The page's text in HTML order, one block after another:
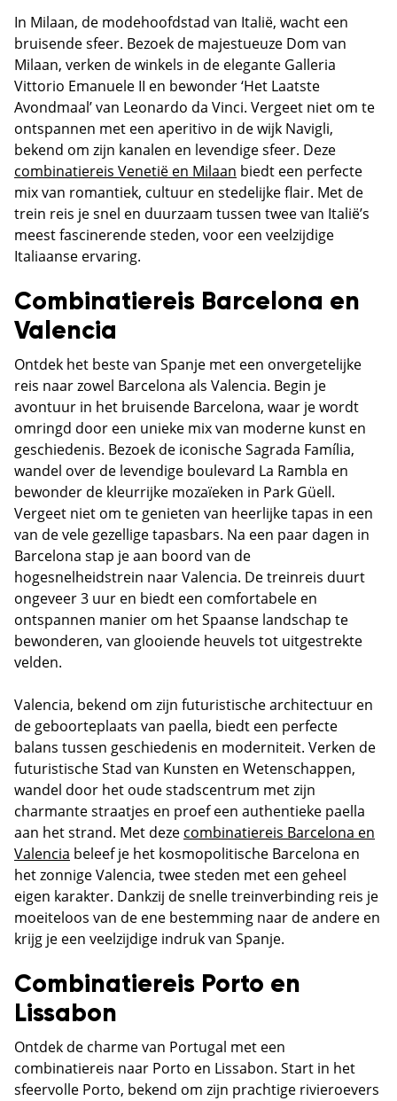
In Milaan, de modehoofdstad van Italië, wacht een
bruisende sfeer. Bezoek de majestueuze Dom van
Milaan, verken de winkels in de elegante Galleria
Vittorio Emanuele II en bewonder ‘Het Laatste
Avondmaal’ van Leonardo da Vinci. Vergeet niet om te
ontspannen met een aperitivo in de wijk Navigli,
bekend om zijn kanalen en levendige sfeer. Deze
combinatiereis Venetië en Milaan biedt een perfecte
mix van romantiek, cultuur en stedelijke flair. Met de
trein reis je snel en duurzaam tussen twee van Italië’s
meest fascinerende steden, voor een veelzijdige
Italiaanse ervaring.
Combinatiereis Barcelona en
Valencia
Ontdek het beste van Spanje met een onvergetelijke
reis naar zowel Barcelona als Valencia. Begin je
avontuur in het bruisende Barcelona, waar je wordt
omringd door een unieke mix van moderne kunst en
geschiedenis. Bezoek de iconische Sagrada Família,
wandel over de levendige boulevard La Rambla en
bewonder de kleurrijke mozaïeken in Park Güell.
Vergeet niet om te genieten van heerlijke tapas in een
van de vele gezellige tapasbars. Na een paar dagen in
Barcelona stap je aan boord van de
hogesnelheidstrein naar Valencia. De treinreis duurt
ongeveer 3 uur en biedt een comfortabele en
ontspannen manier om het Spaanse landschap te
bewonderen, van glooiende heuvels tot uitgestrekte
velden.
Valencia, bekend om zijn futuristische architectuur en
de geboorteplaats van paella, biedt een perfecte
balans tussen geschiedenis en moderniteit. Verken de
futuristische Stad van Kunsten en Wetenschappen,
wandel door het oude stadscentrum met zijn
charmante straatjes en proef een authentieke paella
aan het strand. Met deze combinatiereis Barcelona en
Valencia beleef je het kosmopolitische Barcelona en
het zonnige Valencia, twee steden met een geheel
eigen karakter. Dankzij de snelle treinverbinding reis je
moeiteloos van de ene bestemming naar de andere en
krijg je een veelzijdige indruk van Spanje.
Combinatiereis Porto en
Lissabon
Ontdek de charme van Portugal met een
combinatiereis naar Porto en Lissabon. Start in het
sfeervolle Porto, bekend om zijn prachtige rivieroevers